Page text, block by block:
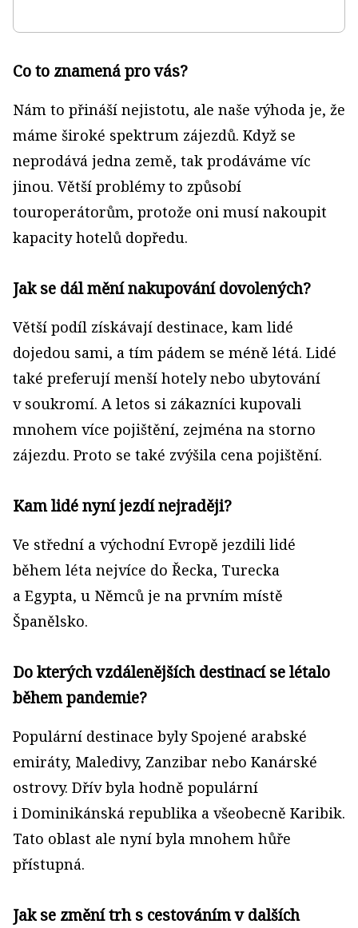
Co to znamená pro vás?
Nám to přináší nejistotu, ale naše výhoda je, že
máme široké spektrum zájezdů. Když se
neprodává jedna země, tak prodáváme víc
jinou. Větší problémy to způsobí
touroperátorům, protože oni musí nakoupit
kapacity hotelů dopředu.
Jak se dál mění nakupování dovolených?
Větší podíl získávají destinace, kam lidé
dojedou sami, a tím pádem se méně létá. Lidé
také preferují menší hotely nebo ubytování
v soukromí. A letos si zákazníci kupovali
mnohem více pojištění, zejména na storno
zájezdu. Proto se také zvýšila cena pojištění.
Kam lidé nyní jezdí nejraději?
Ve střední a východní Evropě jezdili lidé
během léta nejvíce do Řecka, Turecka
a Egypta, u Němců je na prvním místě
Španělsko.
Do kterých vzdálenějších destinací se létalo
během pandemie?
Populární destinace byly Spojené arabské
emiráty, Maledivy, Zanzibar nebo Kanárské
ostrovy. Dřív byla hodně populární
i Dominikánská republika a všeobecně Karibik.
Tato oblast ale nyní byla mnohem hůře
přístupná.
Jak se změní trh s cestováním v dalších